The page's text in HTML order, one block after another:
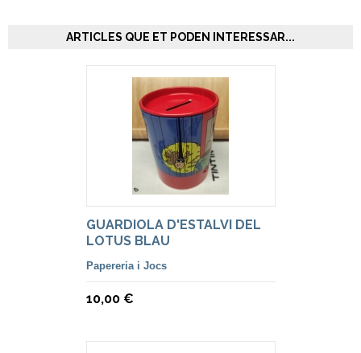
ARTICLES QUE ET PODEN INTERESSAR...
GUARDIOLA D'ESTALVI DEL
LOTUS BLAU
Papereria i Jocs
10,00 €